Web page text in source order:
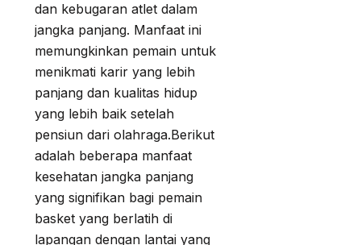
dan kebugaran atlet dalam
jangka panjang. Manfaat ini
memungkinkan pemain untuk
menikmati karir yang lebih
panjang dan kualitas hidup
yang lebih baik setelah
pensiun dari olahraga.Berikut
adalah beberapa manfaat
kesehatan jangka panjang
yang signifikan bagi pemain
basket yang berlatih di
lapangan dengan lantai yang